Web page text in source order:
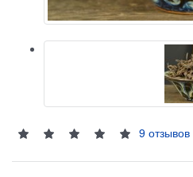
9 отзывов